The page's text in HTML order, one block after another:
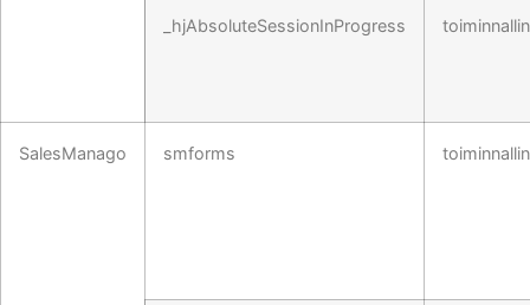
_hjAbsoluteSessionInProgress
SalesManago smforms